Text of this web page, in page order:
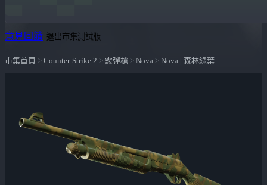
意見回饋 退出市集測試版
市集首頁 > Counter-Strike 2 > 霰彈槍 > Nova > Nova | 森林綠葉